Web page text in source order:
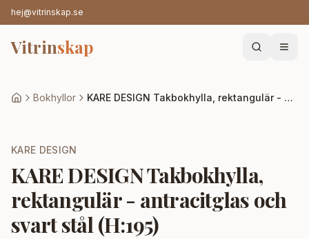
hej@vitrinskap.se
Vitrinskap
Bokhyllor KARE DESIGN Takbokhylla, rektangulär - antracitglas och svart stål (H:195)
KARE DESIGN
KARE DESIGN Takbokhylla,
rektangulär - antracitglas och
svart stål (H:195)